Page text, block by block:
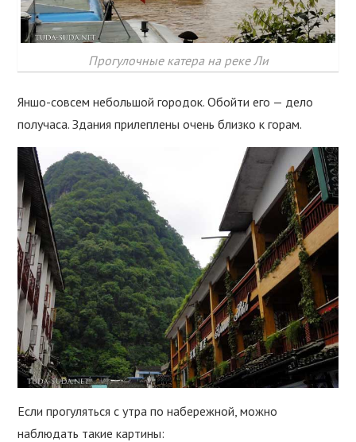
Прогулочные катера на реке Ли
Яншо-совсем небольшой городок. Обойти его — дело
получаса. Здания прилеплены очень близко к горам.
Если прогуляться с утра по набережной, можно
наблюдать такие картины: